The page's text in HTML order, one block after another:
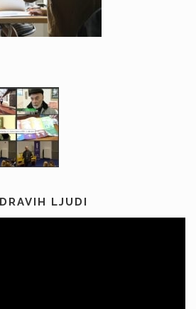
LJUDI